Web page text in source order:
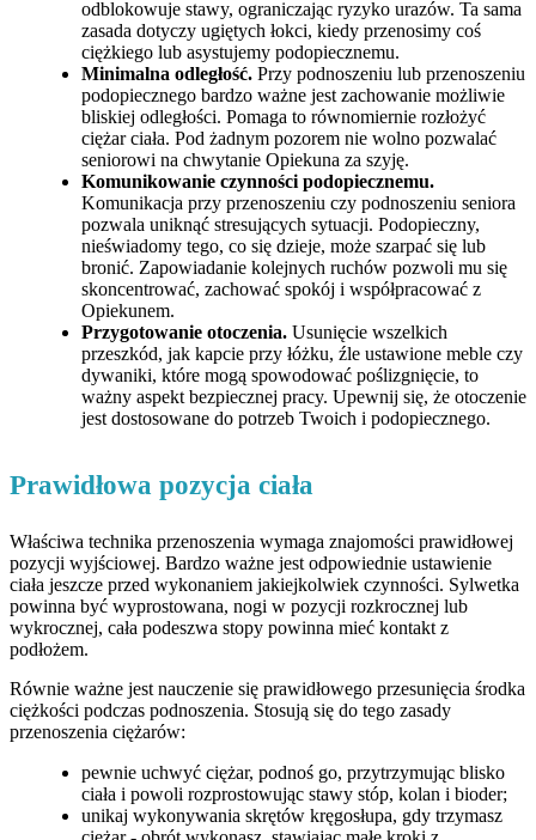
odblokowuje stawy, ograniczając ryzyko urazów. Ta sama
zasada dotyczy ugiętych łokci, kiedy przenosimy coś
ciężkiego lub asystujemy podopiecznemu.
Minimalna odległość. Przy podnoszeniu lub przenoszeniu
podopiecznego bardzo ważne jest zachowanie możliwie
bliskiej odległości. Pomaga to równomiernie rozłożyć
ciężar ciała. Pod żadnym pozorem nie wolno pozwalać
seniorowi na chwytanie Opiekuna za szyję.
Komunikowanie czynności podopiecznemu.
Komunikacja przy przenoszeniu czy podnoszeniu seniora
pozwala uniknąć stresujących sytuacji. Podopieczny,
nieświadomy tego, co się dzieje, może szarpać się lub
bronić. Zapowiadanie kolejnych ruchów pozwoli mu się
skoncentrować, zachować spokój i współpracować z
Opiekunem.
Przygotowanie otoczenia. Usunięcie wszelkich
przeszkód, jak kapcie przy łóżku, źle ustawione meble czy
dywaniki, które mogą spowodować poślizgnięcie, to
ważny aspekt bezpiecznej pracy. Upewnij się, że otoczenie
jest dostosowane do potrzeb Twoich i podopiecznego.
Prawidłowa pozycja ciała
Właściwa technika przenoszenia wymaga znajomości prawidłowej
pozycji wyjściowej. Bardzo ważne jest odpowiednie ustawienie
ciała jeszcze przed wykonaniem jakiejkolwiek czynności. Sylwetka
powinna być wyprostowana, nogi w pozycji rozkrocznej lub
wykrocznej, cała podeszwa stopy powinna mieć kontakt z
podłożem.
Równie ważne jest nauczenie się prawidłowego przesunięcia środka
ciężkości podczas podnoszenia. Stosują się do tego zasady
przenoszenia ciężarów:
pewnie uchwyć ciężar, podnoś go, przytrzymując blisko
ciała i powoli rozprostowując stawy stóp, kolan i bioder;
unikaj wykonywania skrętów kręgosłupa, gdy trzymasz